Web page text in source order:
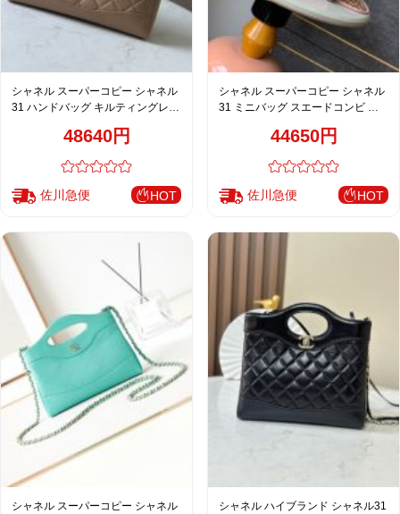
シャネル スーパーコピー シャネル
31 ハンドバッグ キルティングレザ
48640円
佐川急便 HOT
シャネル スーパーコピー シャネル
31 ミニバッグ スエードコンビ ピ
44650円
佐川急便 HOT
シャネル スーパーコピー シャネル
シャネル ハイブランド シャネル31